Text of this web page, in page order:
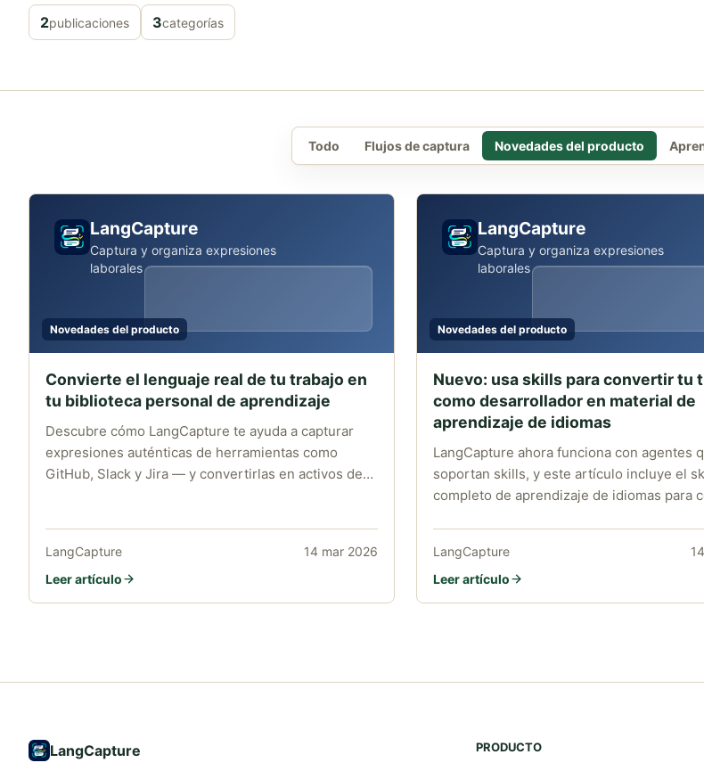
2publicaciones 3categorías
Todo Flujos de captura Novedades del producto
LangCapture
Captura y organiza expresiones
laborales
Novedades del producto
Convierte el lenguaje real de tu trabajo en
tu biblioteca personal de aprendizaje
Descubre cómo LangCapture te ayuda a capturar
expresiones auténticas de herramientas como
GitHub, Slack y Jira — y convertirlas en activos de
LangCapture
14 mar 2026
Leer artículo
LangCapture
Captura y organiza expresiones
laborales
Novedades del producto
Nuevo: usa skills para convertir tu
como desarrollador en material de
aprendizaje de idiomas
LangCapture ahora funciona con agentes
soportan skills, y este artículo incluye el
completo de aprendizaje de idiomas para
LangCapture
Leer artículo
LangCapture PRODUCTO